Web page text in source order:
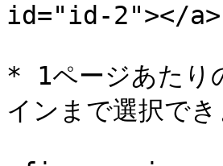
id="id-2"></a>
* 1ページあたり
インまで選択でき